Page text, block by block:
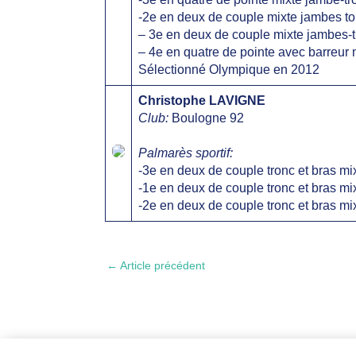
-2e en deux de couple mixte jambes
– 3e en deux de couple mixte
– 4e en quatre de pointe avec barreur
Sélectionné Olympique en 2012
Christophe LAVIGNE
Club: Boulogne 92
Palmarès sportif:
-3e en deux de couple tronc et bras
-1e en deux de couple tronc et bras
-2e en deux de couple tronc et bras
←Article précédent